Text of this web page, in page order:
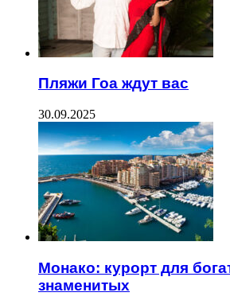
Пляжи Гоа ждут вас
30.09.2025
Монако: курорт для
знаменитых